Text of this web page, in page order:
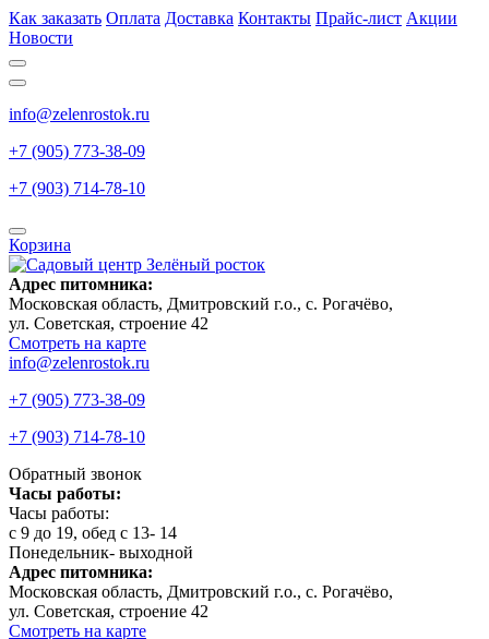
Как заказать Оплата Доставка Контакты Прайс-лист Акции
Новости
info@zelenrostok.ru
+7 (905) 773-38-09
+7 (903) 714-78-10
Корзина
Адрес питомника:
Московская область, Дмитровcкий г.о., с. Рогачёво,
ул. Советская, строение 42
Смотреть на карте
info@zelenrostok.ru
+7 (905) 773-38-09
+7 (903) 714-78-10
Обратный звонок
Часы работы:
Часы работы:
с 9 до 19, обед с 13- 14
Понедельник- выходной
Адрес питомника:
Московская область, Дмитровcкий г.о., с. Рогачёво,
ул. Советская, строение 42
Смотреть на карте